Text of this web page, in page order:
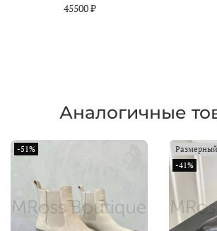
45500 ₽
Аналогичные
-51%
-41%